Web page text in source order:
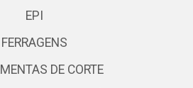
EPI
FERRAGENS
DE CORTE